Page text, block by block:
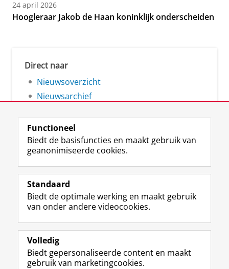
24 april 2026
Hoogleraar Jakob de Haan koninklijk onderscheiden
Direct naar
Nieuwsoverzicht
Nieuwsarchief
Volg de RUG
F
a
e
b
o
p
a
L
i
k
e
I
-
p
R
S
-
f
e
R
I
n
t
r
m
Y
o
T
e
k
Studiekiezers
Alumni
Over ons
Functioneel
Biedt de basisfuncties en maakt gebruik van
geanonimiseerde cookies.
Standaard
Biedt de optimale werking en maakt gebruik
van onder andere videocookies.
Volledig
Biedt gepersonaliseerde content en maakt
gebruik van marketingcookies.